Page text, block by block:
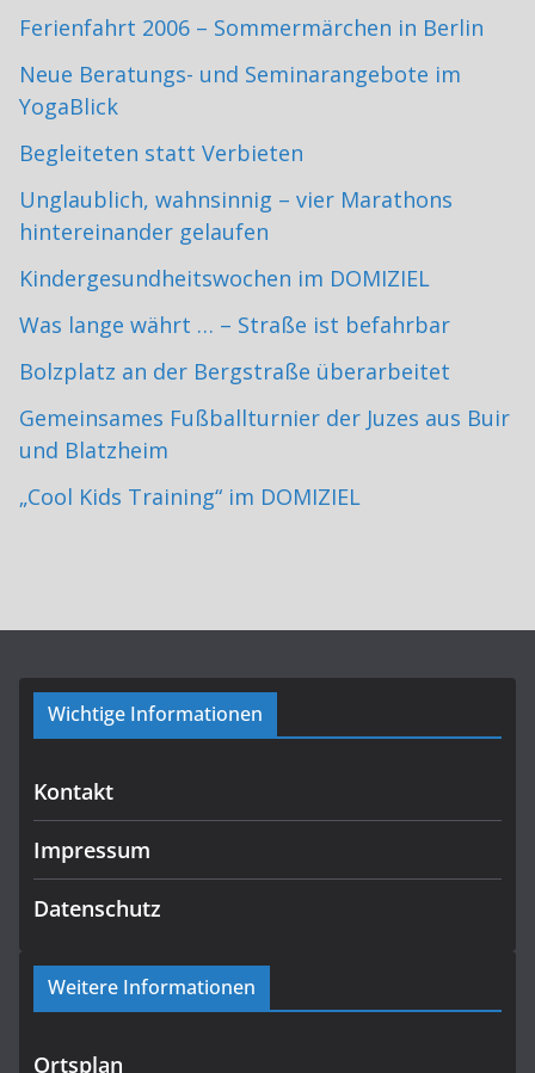
Ferienfahrt 2006 – Sommermärchen in Berlin
Neue Beratungs- und Seminarangebote im
YogaBlick
Begleiteten statt Verbieten
Unglaublich, wahnsinnig – vier Marathons
hintereinander gelaufen
Kindergesundheitswochen im DOMIZIEL
Was lange währt … – Straße ist befahrbar
Bolzplatz an der Bergstraße überarbeitet
Gemeinsames Fußballturnier der Juzes aus Buir
und Blatzheim
„Cool Kids Training“ im DOMIZIEL
Wichtige Informationen
Kontakt
Impressum
Datenschutz
Weitere Informationen
Ortsplan